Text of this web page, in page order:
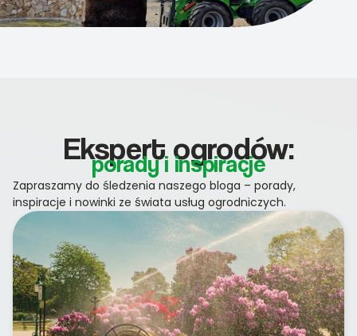
Ekspert ogrodów:
porady i inspiracje
Zapraszamy do śledzenia naszego bloga – porady,
inspiracje i nowinki ze świata usług ogrodniczych.